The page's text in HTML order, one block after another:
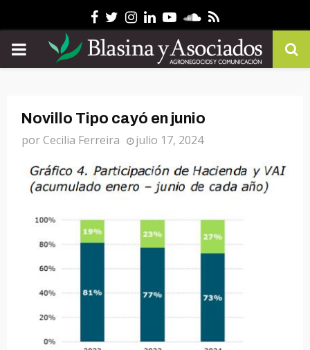
Facebook
Twitter
Instagram
Linkedin
YoutubeSoundcloud
Rss
PRIMARY
Novillo Tipo cayó en junio
porCecilia Ferreira julio 17, 2024